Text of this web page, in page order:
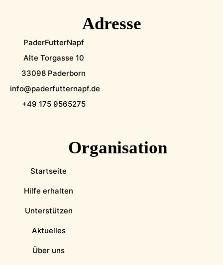
Adresse
PaderFutterNapf
Alte Torgasse 10
33098 Paderborn
info@paderfutternapf.de
+49 175 9565275
Organisation
Startseite
Hilfe erhalten
Unterstützen
Aktuelles
Über uns